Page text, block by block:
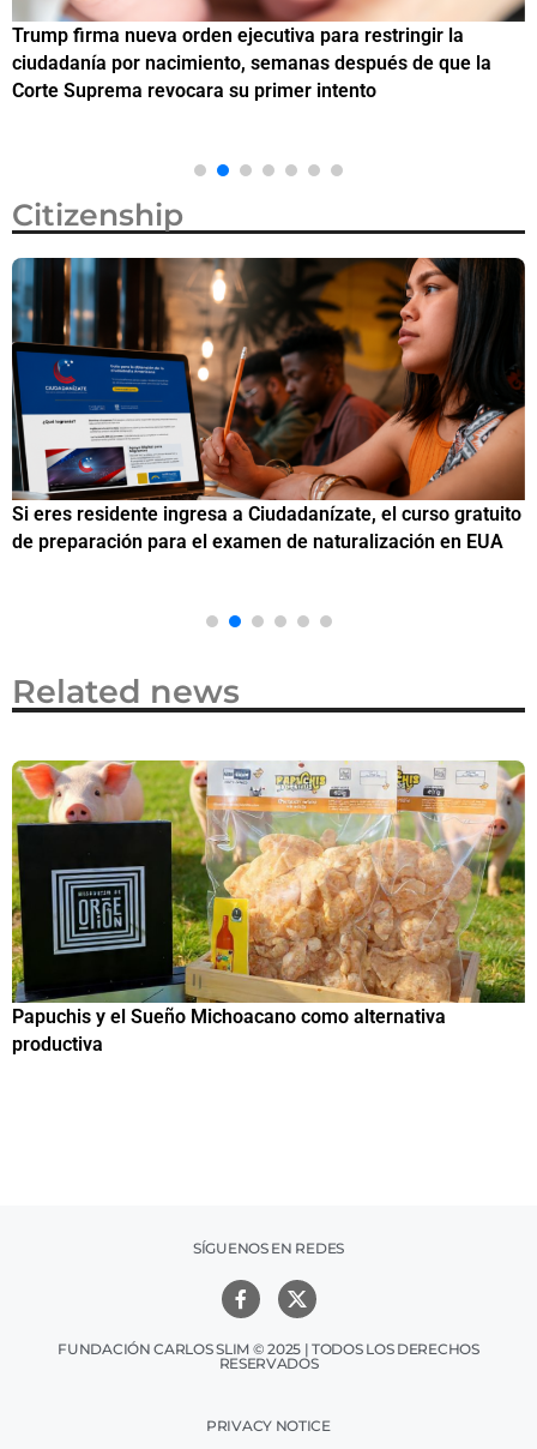
Trump firma nueva orden ejecutiva para restringir la
ciudadanía por nacimiento, semanas después de que la
Corte Suprema revocara su primer intento
Citizenship
Si eres residente ingresa a Ciudadanízate, el curso gratuito
de preparación para el examen de naturalización en EUA
Related news
Papuchis y el Sueño Michoacano como alternativa
productiva
SÍGUENOS EN REDES
FUNDACIÓN CARLOS SLIM © 2025 | TODOS LOS DERECHOS
RESERVADOS
PRIVACY NOTICE